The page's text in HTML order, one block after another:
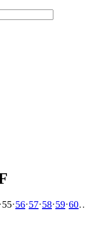
·55·56·57·58·59·60